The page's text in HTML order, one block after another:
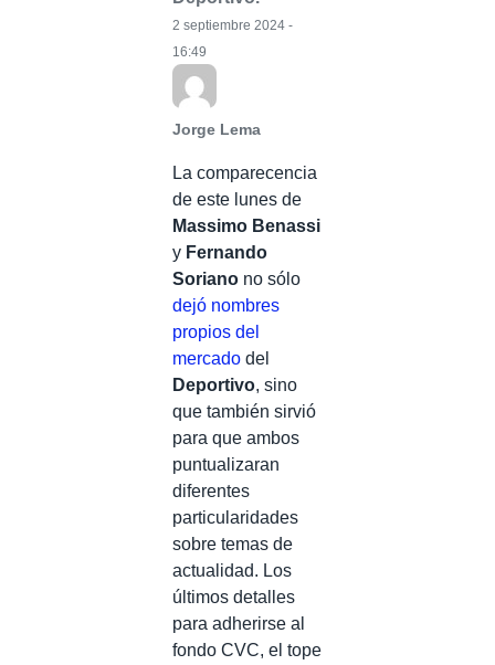
Jorge Lema
2 septiembre 2024 -
16:49
La comparecencia
de este lunes de
Massimo Benassi
y Fernando
Soriano no sólo
dejó nombres
propios del
mercado del
Deportivo, sino
que también sirvió
para que ambos
puntualizaran
diferentes
particularidades
sobre temas de
actualidad. Los
últimos detalles
para adherirse al
fondo CVC, el tope